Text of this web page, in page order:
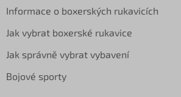
Informace o boxerských rukavicích
Jak vybrat boxerské rukavice
Jak správně vybrat vybavení
Bojové sporty